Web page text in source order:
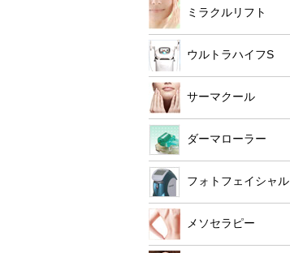
ミラクルリフト
ウルトラハイフS
サーマクール
ダーマローラー
フォトフェイシャル
メソセラピー